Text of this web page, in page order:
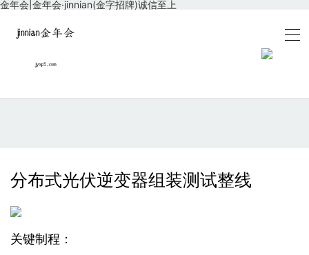
金年会|金年会·jinnian(金字招牌)诚信至上
分布式光伏逆变器组装测试整线
关键制程：